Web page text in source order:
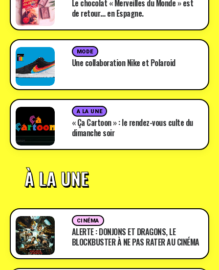
Le chocolat « Merveilles du Monde » est
de retour… en Espagne.
MODE
Une collaboration Nike et Polaroid
A LA UNE
« Ça Cartoon » : le rendez-vous culte du
dimanche soir
À LA UNE
CINÉMA
ALERTE : DONJONS ET DRAGONS, LE
BLOCKBUSTER À NE PAS RATER AU CINÉMA